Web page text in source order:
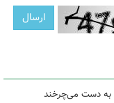
به دست می‌چرخند